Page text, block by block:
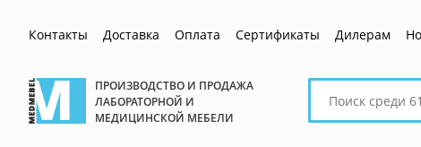
Контакты Доставка Оплата Сертификаты Дилерам
ПРОИЗВОДСТВО И ПРОДАЖА
ЛАБОРАТОРНОЙ И
МЕДИЦИНСКОЙ МЕБЕЛИ
Поиск
сайту